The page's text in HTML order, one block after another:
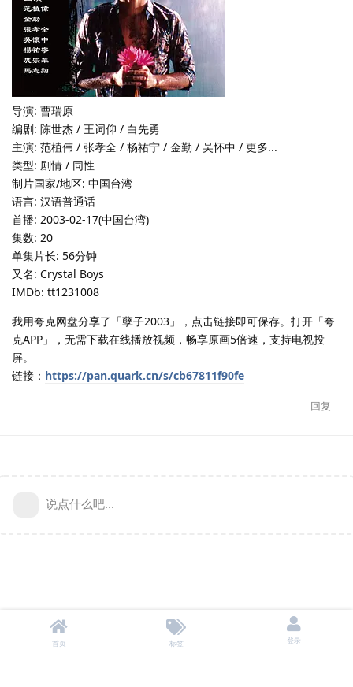
导演: 曹瑞原
编剧: 陈世杰 / 王词仰 / 白先勇
主演: 范植伟 / 张孝全 / 杨祐宁 / 金勤 / 吴怀中 / 更多...
类型: 剧情 / 同性
制片国家/地区: 中国台湾
语言: 汉语普通话
首播: 2003-02-17(中国台湾)
集数: 20
单集片长: 56分钟
又名: Crystal Boys
IMDb: tt1231008
我用夸克网盘分享了「孽子2003」，点击链接即可保存。打开「夸
克APP」，无需下载在线播放视频，畅享原画5倍速，支持电视投
屏。
链接： https://pan.quark.cn/s/cb67811f90fe
回复
说点什么吧...
首页 标签 登录